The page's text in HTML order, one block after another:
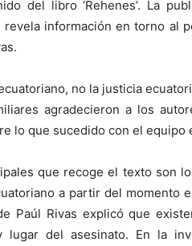
del libro ‘Rehenes’. La
información en torno al
no la justicia
agradecieron a los
lo que sucedido con el equipo
que recoge el texto son
a partir del momento
Paúl Rivas explicó que
del asesinato. En la